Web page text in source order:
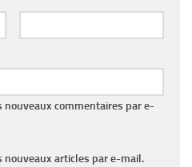
nouveaux commentaires par e-
nouveaux articles par e-mail.